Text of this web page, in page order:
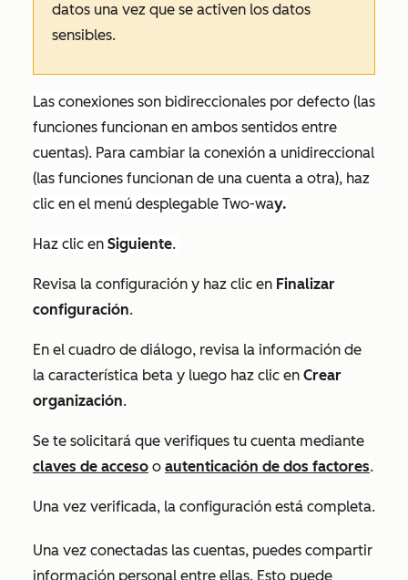
datos una vez que se activen los datos
sensibles.
Las conexiones son bidireccionales por defecto (las
funciones funcionan en ambos sentidos entre
cuentas). Para cambiar la conexión a unidireccional
(las funciones funcionan de una cuenta a otra), haz
clic en el menú desplegable Two-way.
Haz clic en Siguiente.
Revisa la configuración y haz clic en Finalizar
configuración.
En el cuadro de diálogo, revisa la información de
la característica beta y luego haz clic en Crear
organización.
Se te solicitará que verifiques tu cuenta mediante
claves de acceso o autenticación de dos factores.
Una vez verificada, la configuración está completa.
Una vez conectadas las cuentas, puedes compartir
información personal entre ellas. Esto puede